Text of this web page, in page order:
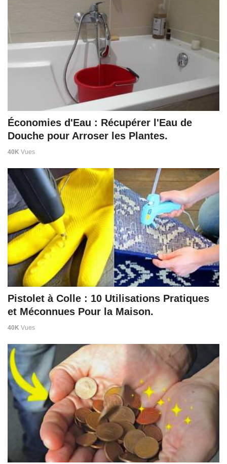
Économies d'Eau : Récupérer l'Eau de
Douche pour Arroser les Plantes.
40K Vues
Pistolet à Colle : 10 Utilisations Pratiques
et Méconnues Pour la Maison.
40K Vues